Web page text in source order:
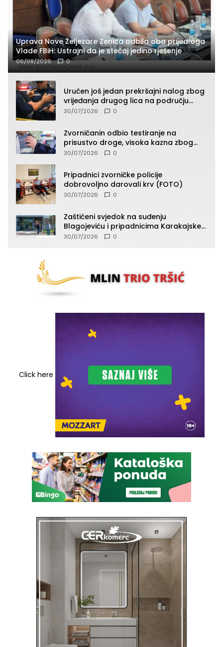
Uprava Nove Željezare Zenica odbila oba prijedloga
Vlade FBiH: Ustrajni da je stečaj jedino rješenje
06/08/2026 0
Uručen još jedan prekršajni nalog zbog
vrijeđanja drugog lica na području
Zvornika
30/07/2026 0
Zvorničanin odbio testiranje na
prisustvo droge, visoka kazna zbog
kršenja Zakona o osnovama
30/07/2026 0
Pripadnici zvorničke policije
dobrovoljno darovali krv (FOTO)
30/07/2026 0
Zaštićeni svjedok na suđenju
Blagojeviću i pripadnicima Karakajske
čete potvrdio da je od komande tražio
30/07/2026 0
Click here